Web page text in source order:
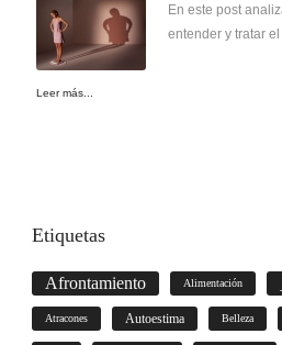
En este post
entender y tratar
Leer más...
Etiquetas
Afrontamiento Alimentación
Atracones Autoestima Belleza